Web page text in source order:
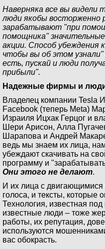
Наверняка все вы видели
люди якобы восторженно
зарабатывают "при
помощника"
акции. Способ убеждения
чтобы вы об этом узнали"
есть, пускай и люди
прибыли".
Надежные фирмы и
Владелец компании Tesla
Facebook (теперь Meta)
Израиля Ицхак Герцог и
Шери Арисон, Алла
Шарапова и Андрей
ведь мы знаем их лица,
убеждают скачивать на
программу и
Они этого не делают.
И их лица с двигающимися
голоса, и тексты, которые
Технология, известная
известные люди – тоже
работы, их репутация,
используются
вас обокрасть.